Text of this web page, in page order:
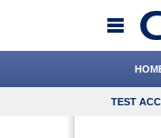
TEST
TEST